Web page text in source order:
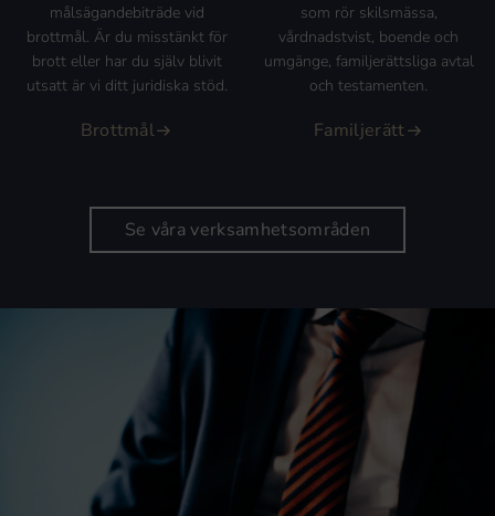
målsägandebiträde vid
brottmål. Är du misstänkt för
brott eller har du själv blivit
utsatt är vi ditt juridiska stöd.
Brottmål
som rör skilsmässa,
vårdnadstvist, boende och
umgänge, familjerättsliga avtal
och testamenten.
Familjerätt
Se våra verksamhetsområden